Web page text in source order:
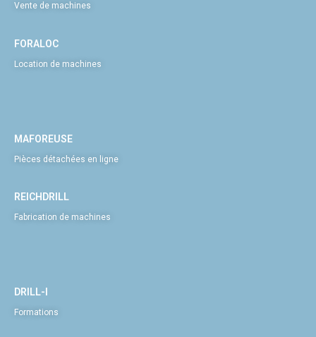
Vente de machines
FORALOC
Location de machines
MAFOREUSE
Pièces détachées en ligne
REICHDRILL
Fabrication de machines
DRILL-I
Formations